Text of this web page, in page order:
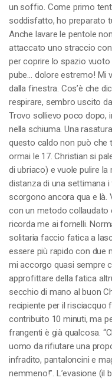
un soffio. Come primo
soddisfatto, ho preparato
Anche lavare le pentole
attaccato uno straccio
per coprire lo spazio
pube… dolore estremo! Mi
dalla finestra. Cos’è che
respirare, sembro uscito
Trovo sollievo poco dopo,
nella schiuma. Una
questo caldo non può che
ormai le 17. Christian si
di ubriaco) e vuole pulire la
distanza di una settimana
scorgono ancora qua e là.
con un metodo collaudato
ricorda me ai fornelli.
solitaria faccio fatica a
essere più rapido con due
mi accorgo quasi sempre
approfittare della fatica
secchio di mano al buon
recipiente per il risciacquo
contribuito 10 minuti, ma
frangenti è già qualcosa.
uomo da rifiutare una
infradito, pantaloncini e
nemmeno!”. L’evasione